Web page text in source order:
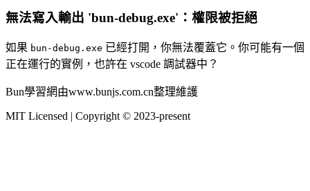
無法寫入輸出 'bun-debug.exe'：權限被拒絕
如果 bun-debug.exe 已經打開，你無法覆蓋它。你可能有一個
正在運行的實例，也許在 vscode 調試器中？
Bun學習網由www.bunjs.com.cn整理維護
MIT Licensed | Copyright © 2023-present